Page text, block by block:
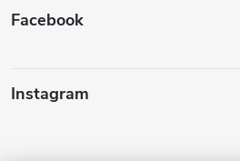
Facebook
Instagram